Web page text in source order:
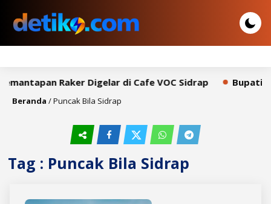
Raker Digelar di Cafe VOC Sidrap Bupati
Beranda /Puncak Bila Sidrap
Tag : Puncak Bila Sidrap